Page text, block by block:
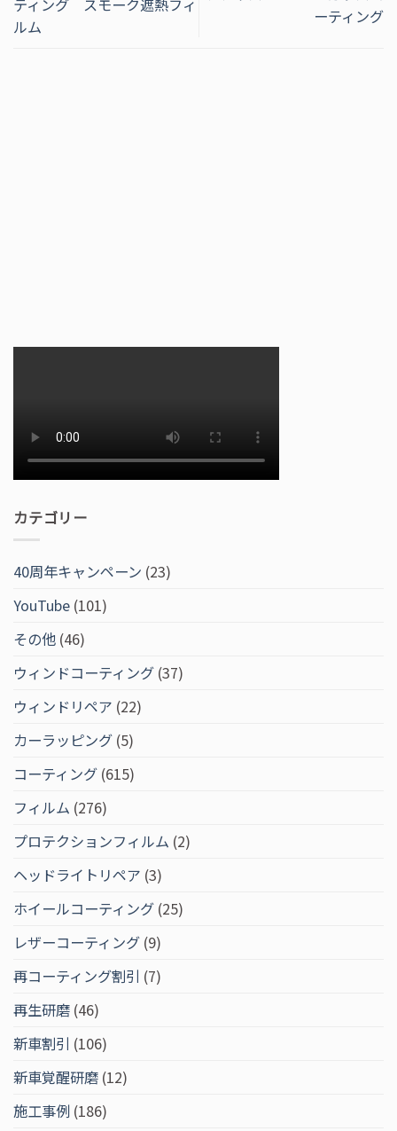
ティング スモーク遮熱フィ
ルム
ーティング
カテゴリー
40周年キャンペーン (23)
YouTube (101)
その他 (46)
ウィンドコーティング (37)
ウィンドリペア (22)
カーラッピング (5)
コーティング (615)
フィルム (276)
プロテクションフィルム (2)
ヘッドライトリペア (3)
ホイールコーティング (25)
レザーコーティング (9)
再コーティング割引 (7)
再生研磨 (46)
新車割引 (106)
新車覚醒研磨 (12)
施工事例 (186)